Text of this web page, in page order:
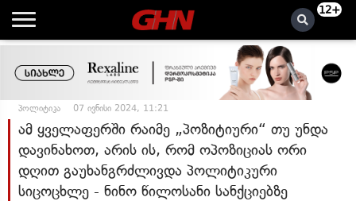
12+
პოლიტიკა 07 ივნისი 2024, 11:21
ამ ყველაფერში რაიმე „პოზიტიური“ თუ უნდა
დავინახოთ, არის ის, რომ ოპოზიციას ორი
დღით გაუხანგრძლივდა პოლიტიკური
სიცოცხლე - ნინო წილოსანი სანქციებზე